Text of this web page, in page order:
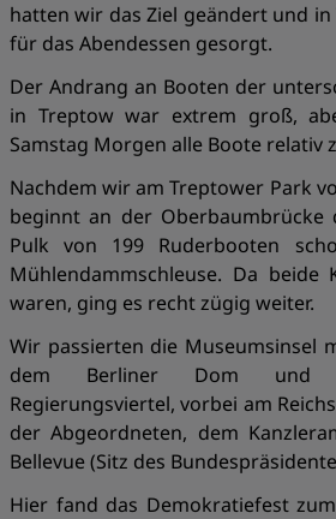
hatten wir das Ziel geändert und
für das Abendessen gesorgt.
Der Andrang an Booten der
in Treptow war extrem groß,
Samstag Morgen alle Boote relativ
Nachdem wir am Treptower Park
beginnt an der Oberbaumbrücke
Pulk von 199 Ruderbooten
Mühlendammschleuse. Da beide
waren, ging es recht zügig weiter.
Wir passierten die Museumsinsel
dem Berliner Dom und
Regierungsviertel, vorbei am
der Abgeordneten, dem
Bellevue (Sitz des
Hier fand das Demokratiefest